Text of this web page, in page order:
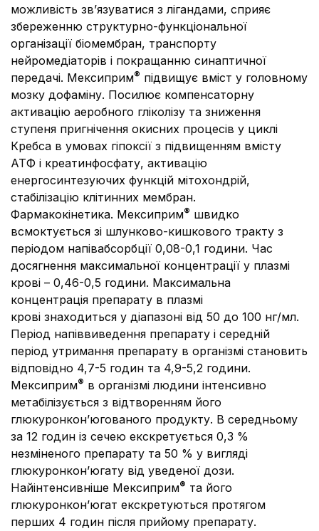
можливість зв’язуватися з лігандами, сприяє
збереженню структурно-функціональної
організації біомембран, транспорту
нейромедіаторів і покращанню синаптичної
передачі. Мексиприм® підвищує вміст у головному
мозку дофаміну. Посилює компенсаторну
активацію аеробного гліколізу та зниження
ступеня пригнічення окисних процесів у циклі
Кребса в умовах гіпоксії з підвищенням вмісту
АТФ і креатинфосфату, активацію
енергосинтезуючих функцій мітохондрій,
стабілізацію клітинних мембран.
Фармакокінетика. Мексиприм® швидко
всмоктується зі шлунково-кишкового тракту з
періодом напівабсорбції 0,08-0,1 години. Час
досягнення максимальної концентрації у плазмі
крові – 0,46-0,5 години. Максимальна
концентрація препарату в плазмі
крові знаходиться у діапазоні від 50 до 100 нг/мл.
Період напіввиведення препарату і середній
період утримання препарату в організмі становить
відповідно 4,7-5 годин та 4,9-5,2 години.
Мексиприм® в організмі людини інтенсивно
метабілізується з відтворенням його
глюкуронкон’югованого продукту. В середньому
за 12 годин із сечею екскретується 0,3 %
незміненого препарату та 50 % у вигляді
глюкуронкон’югату від уведеної дози.
Найінтенсивніше Мексиприм® та його
глюкуронкон’югат екскретуються протягом
перших 4 годин після прийому препарату.